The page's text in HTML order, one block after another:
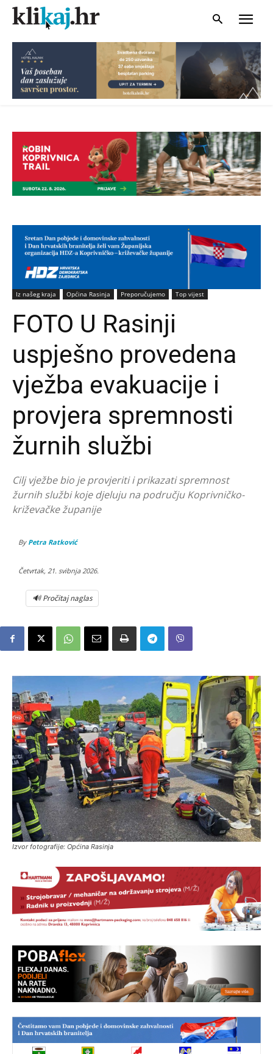
Iz našeg kraja Općina Rasinja Preporučujemo Top vijest
FOTO U Rasinji
uspješno provedena
vježba evakuacije i
provjera spremnosti
žurnih službi
Cilj vježbe bio je provjeriti i prikazati spremnost
žurnih službi koje djeluju na području Koprivničko-
križevačke županije
By Petra Ratković
Četvrtak, 21. svibnja 2026.
🔊 Pročitaj naglas
Izvor fotografije: Općina Rasinja